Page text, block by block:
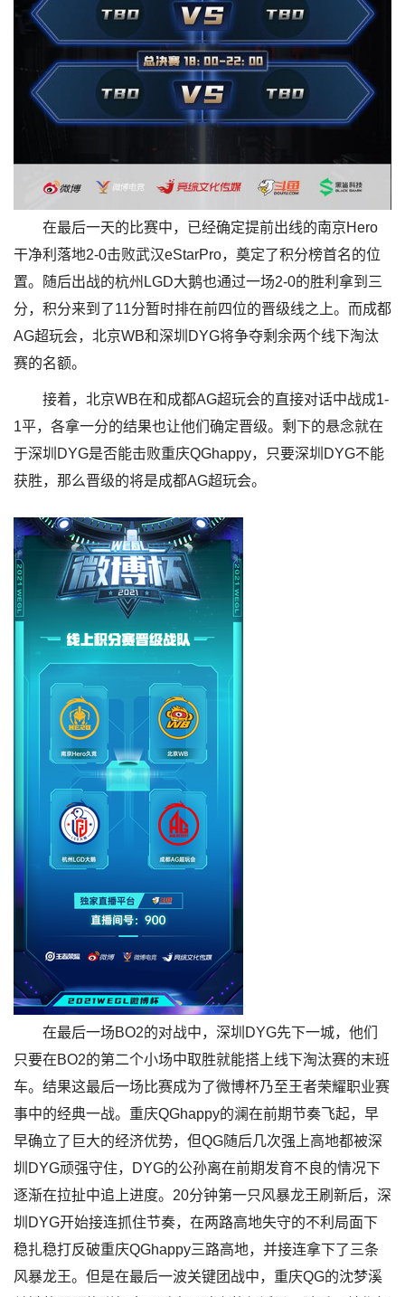
在最后一天的比赛中，已经确定提前出线的南京Hero
干净利落地2-0击败武汉eStarPro，奠定了积分榜首名的位
置。随后出战的杭州LGD大鹅也通过一场2-0的胜利拿到三
分，积分来到了11分暂时排在前四位的晋级线之上。而成都
AG超玩会，北京WB和深圳DYG将争夺剩余两个线下淘汰
赛的名额。
接着，北京WB在和成都AG超玩会的直接对话中战成1-
1平，各拿一分的结果也让他们确定晋级。剩下的悬念就在
于深圳DYG是否能击败重庆QGhappy，只要深圳DYG不能
获胜，那么晋级的将是成都AG超玩会。
在最后一场BO2的对战中，深圳DYG先下一城，他们
只要在BO2的第二个小场中取胜就能搭上线下淘汰赛的末班
车。结果这最后一场比赛成为了微博杯乃至王者荣耀职业赛
事中的经典一战。重庆QGhappy的澜在前期节奏飞起，早
早确立了巨大的经济优势，但QG随后几次强上高地都被深
圳DYG顽强守住，DYG的公孙离在前期发育不良的情况下
逐渐在拉扯中追上进度。20分钟第一只风暴龙王刷新后，深
圳DYG开始接连抓住节奏，在两路高地失守的不利局面下
稳扎稳打反破重庆QGhappy三路高地，并接连拿下了三条
风暴龙王。但是在最后一波关键团战中，重庆QG的沈梦溪